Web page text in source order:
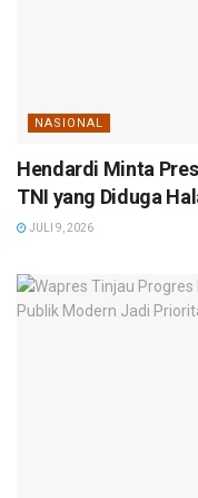
NASIONAL
Hendardi Minta
TNI yang Diduga
JULI 9, 2026